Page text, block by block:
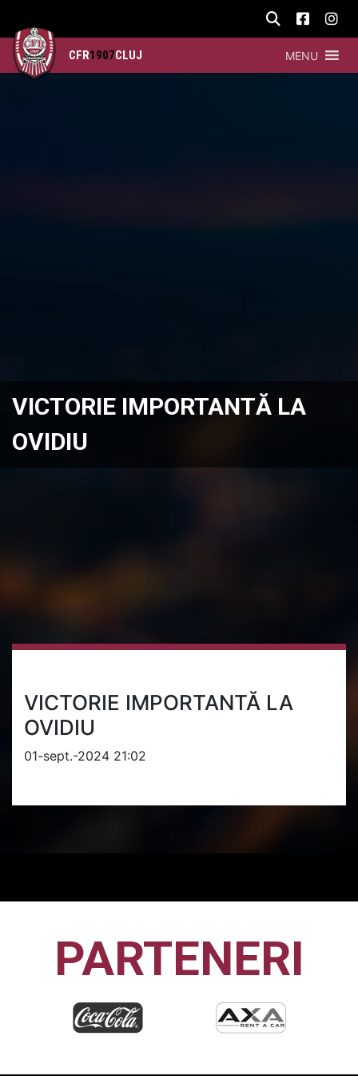
CFR1907CLUJ MENU
VICTORIE IMPORTANTĂ LA
OVIDIU
VICTORIE IMPORTANTĂ LA
OVIDIU
01-sept.-2024 21:02
PARTENERI